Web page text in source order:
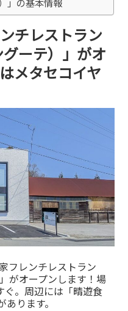
チレストラン
ーテ）」がオ
メタセコイヤ
フレンチレストラン
がオープンします！場
ぐ。周辺には「晴遊食
ります。